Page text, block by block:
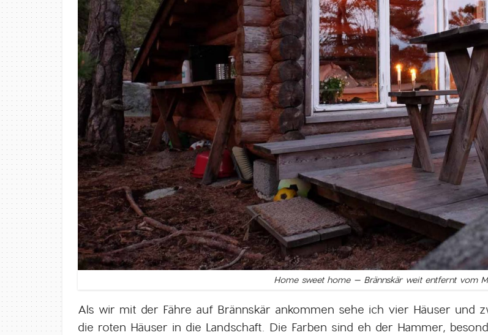
Home sweet home – Brännskär weit entfernt vom
Als wir mit der Fähre auf Brännskär ankommen sehe ich vier Häuser und
die roten Häuser in die Landschaft. Die Farben sind eh der Hammer,